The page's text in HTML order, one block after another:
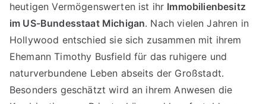
heutigen Vermögenswerten ist ihr Immobilienbesitz
im US-Bundesstaat Michigan. Nach vielen Jahren in
Hollywood entschied sie sich zusammen mit ihrem
Ehemann Timothy Busfield für das ruhigere und
naturverbundene Leben abseits der Großstadt.
Besonders geschätzt wird an ihrem Anwesen die